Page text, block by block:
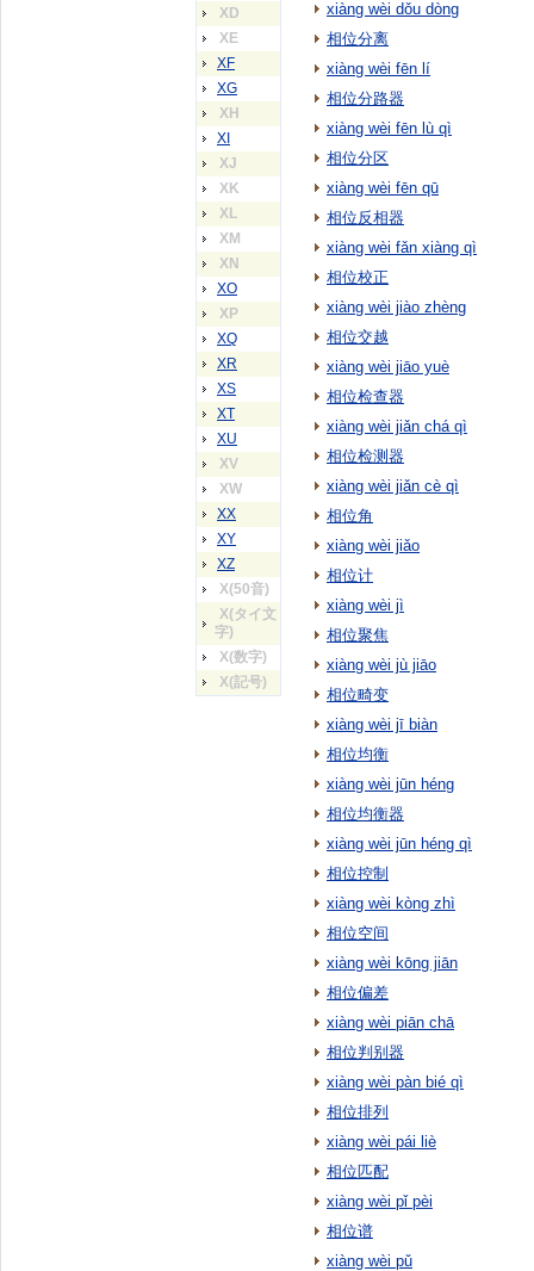
XD
XE
XF
XG
XH
XI
XJ
XK
XL
XM
XN
XO
XP
XQ
XR
XS
XT
XU
XV
XW
XX
XY
XZ
X(50音)
X(タイ文
字)
X(数字)
X(記号)
xiàng wèi dǒu dòng
相位分离
xiàng wèi fēn lí
相位分路器
xiàng wèi fēn lù qì
相位分区
xiàng wèi fēn qū
相位反相器
xiàng wèi fǎn xiàng qì
相位校正
xiàng wèi jiào zhèng
相位交越
xiàng wèi jiāo yuè
相位检查器
xiàng wèi jiǎn chá qì
相位检测器
xiàng wèi jiǎn cè qì
相位角
xiàng wèi jiǎo
相位计
xiàng wèi jì
相位聚焦
xiàng wèi jù jiāo
相位畸变
xiàng wèi jī biàn
相位均衡
xiàng wèi jūn héng
相位均衡器
xiàng wèi jūn héng qì
相位控制
xiàng wèi kòng zhì
相位空间
xiàng wèi kōng jiān
相位偏差
xiàng wèi piān chā
相位判别器
xiàng wèi pàn bié qì
相位排列
xiàng wèi pái liè
相位匹配
xiàng wèi pǐ pèi
相位谱
xiàng wèi pǔ